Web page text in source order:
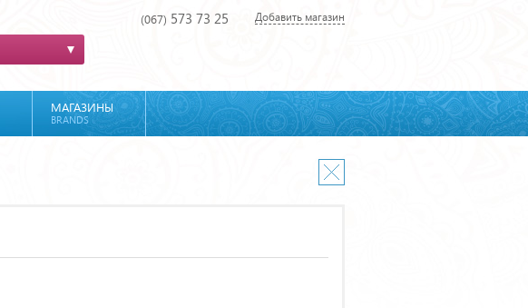
(067) 573 73 25 Добавить магазин
МАГАЗИНЫ
BRANDS